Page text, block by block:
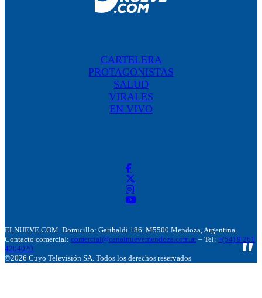
CARTELERA
PROTAGONISTAS
SALUD
VIRALES
EN VIVO
ELNUEVE.COM. Domicillo: Garibaldi 186. M5500 Mendoza, Argentina.
Contacto comercial: comercial@canalnuevemendoza.com.ar – Tel: +(54) 9 261
4204020
©2026 Cuyo Televisión SA. Todos los derechos reservados